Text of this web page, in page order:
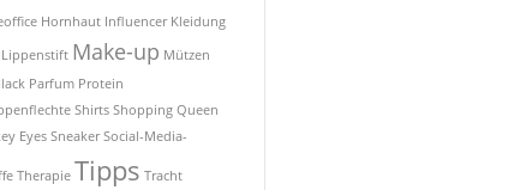
Hornhaut Influencer Kleidung
Lippenstift Make-up Mützen
Parfum Protein
Shirts Shopping Queen
Eyes Sneaker Social-Media-
Therapie Tipps Tracht